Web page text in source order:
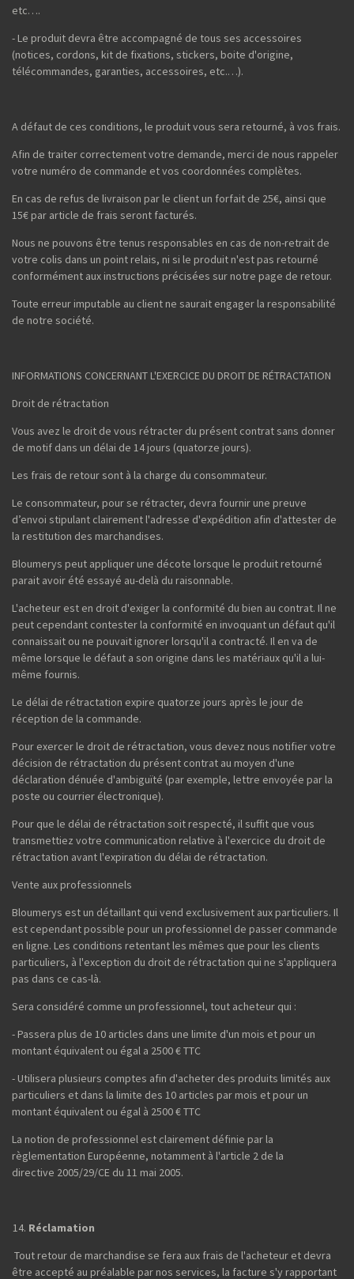
etc….
- Le produit devra être accompagné de tous ses accessoires
(notices, cordons, kit de fixations, stickers, boite d'origine,
télécommandes, garanties, accessoires, etc.…).
A défaut de ces conditions, le produit vous sera retourné, à vos frais.
Afin de traiter correctement votre demande, merci de nous rappeler
votre numéro de commande et vos coordonnées complètes.
En cas de refus de livraison par le client un forfait de 25€, ainsi que
15€ par article de frais seront facturés.
Nous ne pouvons être tenus responsables en cas de non-retrait de
votre colis dans un point relais, ni si le produit n'est pas retourné
conformément aux instructions précisées sur notre page de retour.
Toute erreur imputable au client ne saurait engager la responsabilité
de notre société.
INFORMATIONS CONCERNANT L'EXERCICE DU DROIT DE RÉTRACTATION
Droit de rétractation
Vous avez le droit de vous rétracter du présent contrat sans donner
de motif dans un délai de 14 jours (quatorze jours).
Les frais de retour sont à la charge du consommateur.
Le consommateur, pour se rétracter, devra fournir une preuve
d’envoi stipulant clairement l'adresse d'expédition afin d'attester de
la restitution des marchandises.
Bloumerys peut appliquer une décote lorsque le produit retourné
parait avoir été essayé au-delà du raisonnable.
L'acheteur est en droit d'exiger la conformité du bien au contrat. Il ne
peut cependant contester la conformité en invoquant un défaut qu'il
connaissait ou ne pouvait ignorer lorsqu'il a contracté. Il en va de
même lorsque le défaut a son origine dans les matériaux qu'il a lui-
même fournis.
Le délai de rétractation expire quatorze jours après le jour de
réception de la commande.
Pour exercer le droit de rétractation, vous devez nous notifier votre
décision de rétractation du présent contrat au moyen d'une
déclaration dénuée d'ambiguïté (par exemple, lettre envoyée par la
poste ou courrier électronique).
Pour que le délai de rétractation soit respecté, il suffit que vous
transmettiez votre communication relative à l'exercice du droit de
rétractation avant l'expiration du délai de rétractation.
Vente aux professionnels
Bloumerys est un détaillant qui vend exclusivement aux particuliers. Il
est cependant possible pour un professionnel de passer commande
en ligne. Les conditions retentant les mêmes que pour les clients
particuliers, à l'exception du droit de rétractation qui ne s'appliquera
pas dans ce cas-là.
Sera considéré comme un professionnel, tout acheteur qui :
- Passera plus de 10 articles dans une limite d'un mois et pour un
montant équivalent ou égal a 2500 € TTC
- Utilisera plusieurs comptes afin d'acheter des produits limités aux
particuliers et dans la limite des 10 articles par mois et pour un
montant équivalent ou égal à 2500 € TTC
La notion de professionnel est clairement définie par la
règlementation Européenne, notamment à l'article 2 de la
directive 2005/29/CE du 11 mai 2005.
Réclamation
Tout retour de marchandise se fera aux frais de l'acheteur et devra
être accepté au préalable par nos services, la facture s'y rapportant